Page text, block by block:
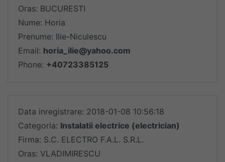
Oras: BUCURESTI
Nume: Horia
Prenume: Ilie-Niculescu
Email: horia_ilie@yahoo.com
Phone: +40723385125
Data inregistrare: 2018-01-08 10:56:18
Categoria: Instalatii electrice (electrician)
Firma: S.C. ELECTRO F.A.L. S.R.L.
Oras: VLADIMIRESCU